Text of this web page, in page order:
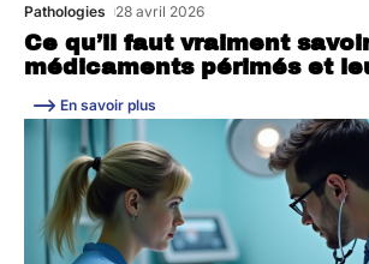
Ce qu’il faut vraiment
médicaments périmés et
Pathologies 28 avril 2026
En savoir plus